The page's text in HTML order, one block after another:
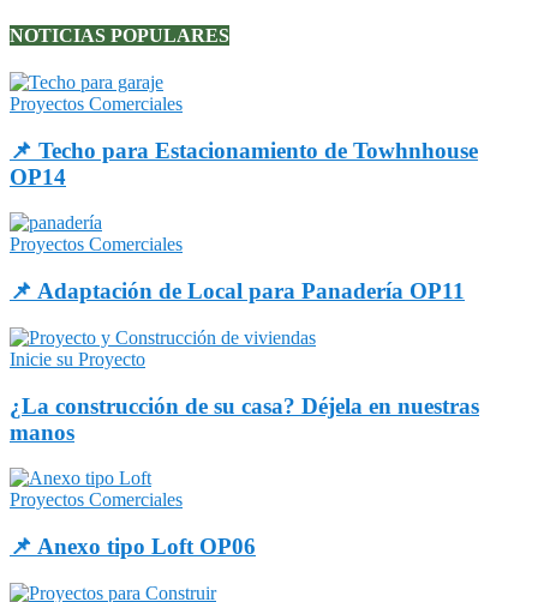
NOTICIAS POPULARES
Proyectos Comerciales
📌 Techo para Estacionamiento de Towhnhouse
OP14
Proyectos Comerciales
📌 Adaptación de Local para Panadería OP11
Inicie su Proyecto
¿La construcción de su casa? Déjela en nuestras
manos
Proyectos Comerciales
📌 Anexo tipo Loft OP06